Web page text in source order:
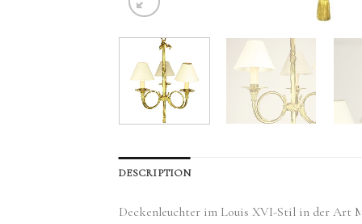
DESCRIPTION
Deckenleuchter im Louis XVI-Stil in der Art